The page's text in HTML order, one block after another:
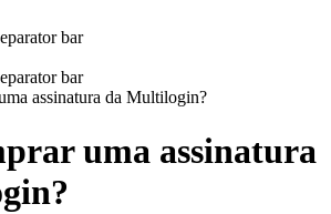
assinatura da Multilogin?
uma assinatura